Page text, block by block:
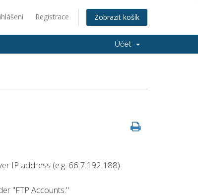
Registrace Zobrazit košík
Účet
IP address (e.g. 66.7.192.188)
"FTP Accounts."